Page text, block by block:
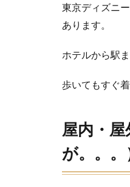
宿泊
者で
洗濯
機も
あ
る。
（有
料）
東京ディズニ
あります。
ホテルから駅
歩いてもすぐ着
屋内・
が。。。